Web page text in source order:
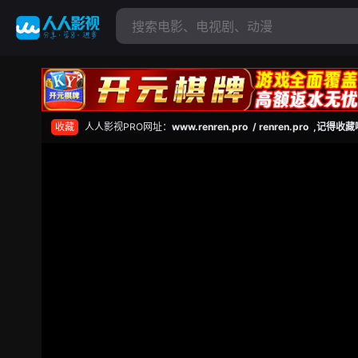
收藏 人人影视PRO网址： www.renren.pro / renren.pro ,记得收藏